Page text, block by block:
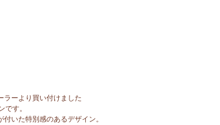
ラーより買い付けました
です。
いた特別感のあるデザイン。